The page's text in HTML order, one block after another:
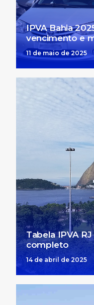
IPVA Bahia
vencimento e
11 de maio de 2025
Tabela IPVA
completo
14 de abril de 2025